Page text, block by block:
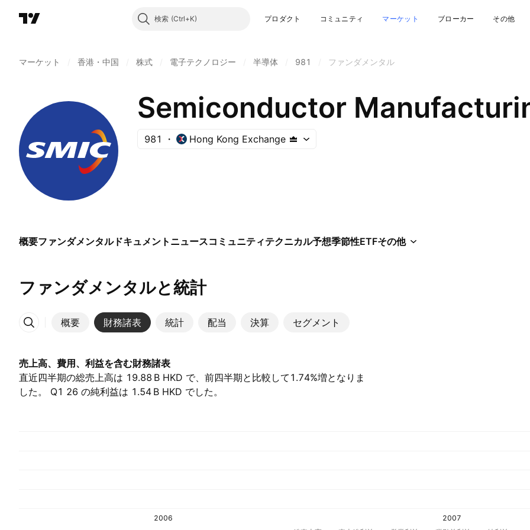
検索 プロダクト コミュニティ マーケット ブローカー その他
マーケット 香港・中国 株式 電子テクノロジー 半導体 981 ファンダメンタル
981 Hong Kong Exchange
概要ファンダメンタルドキュメント ニュースコミュニティテクニカル予想季節性ETFその他
ファンダメンタルと統計
概要 財務諸表 統計 配当 決算 セグメント
その他
売上高、費用、利益を含む財務諸表
直近四半期の総売上高は ‪19.88 B‬ HKD で、前四半期と比較して1.74%増となりま
した。 Q1 26 の純利益は ‪1.54 B‬ HKD でした。
2006
2007